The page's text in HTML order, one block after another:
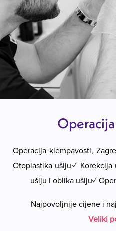
Operacija klempavosti,
Otoplastika ušiju✓
ušiju i oblika ušiju✓
Najpovoljnije cijene i
Veliki